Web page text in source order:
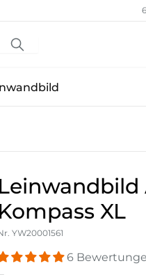
Leinwandbild
Kompass XL
YW20001561
6